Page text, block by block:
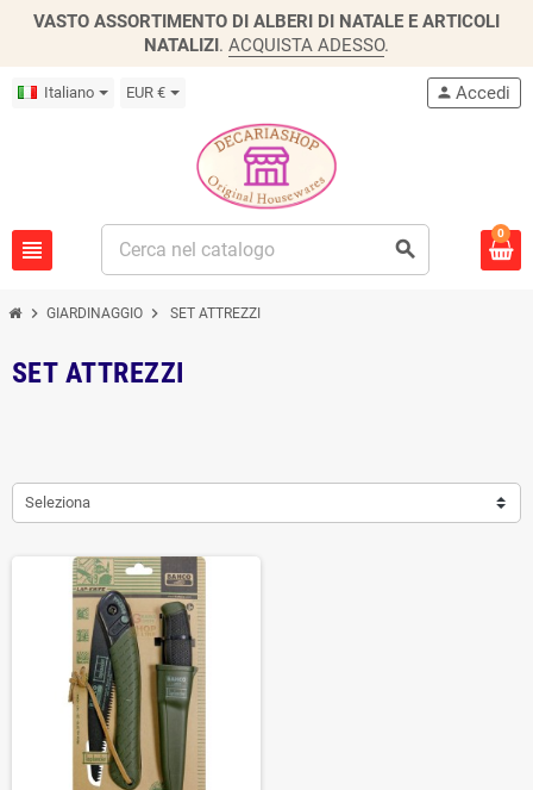
VASTO ASSORTIMENTO DI ALBERI DI NATALE E ARTICOLI
NATALIZI. ACQUISTA ADESSO.
Italiano EUR €
view_headline search
person Accedi
0
chevron_right GIARDINAGGIO chevron_right SET ATTREZZI
SET ATTREZZI
Seleziona